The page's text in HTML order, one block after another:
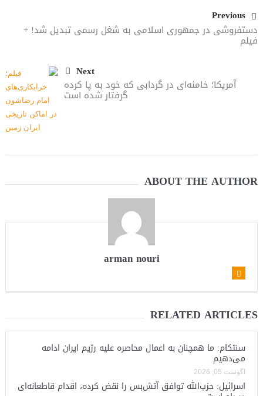
Previous
دستفروشی در جمهوری اسلامی به شغل رسمی تبدیل شد! +
فیلم
Next
آمریکا؛ خامنه‌ای در گردابی که خود به پا کرده
گرفتار شده است
ABOUT THE AUTHOR
arman nouri
RELATED ARTICLES
سنتکام: ما همچنان به اعمال محاصره علیه رژیم ایران ادامه
می‌دهیم
آگوست 05, 2026
اسرائیل: حزب‌الله توافق آتش‌بس را نقض کرده، اقدام قاطعانه‌ای